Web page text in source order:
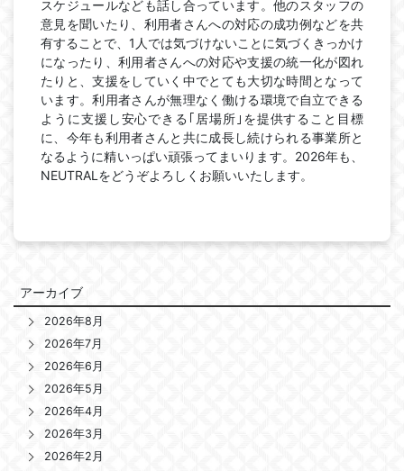
スケジュールなども話し合っています。他のスタッフの
意見を聞いたり、利用者さんへの対応の成功例などを共
有することで、1人では気づけないことに気づくきっかけ
になったり、利用者さんへの対応や支援の統一化が図れ
たりと、支援をしていく中でとても大切な時間となって
います。利用者さんが無理なく働ける環境で自立できる
ように支援し安心できる｢居場所｣を提供すること目標
に、今年も利用者さんと共に成長し続けられる事業所と
なるように精いっぱい頑張ってまいります。2026年も、
NEUTRALをどうぞよろしくお願いいたします。
アーカイブ
2026年8月
2026年7月
2026年6月
2026年5月
2026年4月
2026年3月
2026年2月